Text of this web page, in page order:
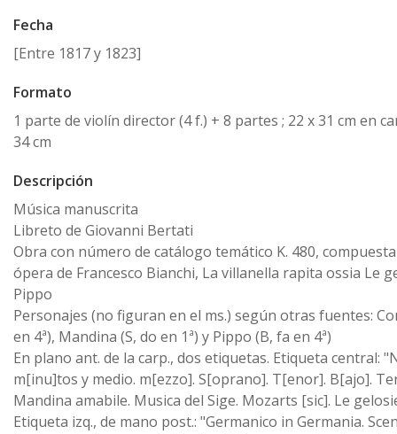
Fecha
[Entre 1817 y 1823]
Formato
1 parte de violín director (4 f.) + 8 partes ; 22 x 31 cm en
34 cm
Descripción
Música manuscrita
Libreto de Giovanni Bertati
Obra con número de catálogo temático K. 480,
ópera de Francesco Bianchi, La villanella rapita ossia Le
Pippo
Personajes (no figuran en el ms.) según otras fuentes:
en 4ª), Mandina (S, do en 1ª) y Pippo (B, fa en 4ª)
En plano ant. de la carp., dos etiquetas. Etiqueta central:
m[inu]tos y medio. m[ezzo]. S[oprano]. T[enor]. B[ajo].
Mandina amabile. Musica del Sige. Mozarts [sic]. Le
Etiqueta izq., de mano post.: "Germanico in Germania.